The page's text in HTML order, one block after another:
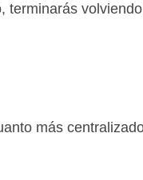
terminarás
más